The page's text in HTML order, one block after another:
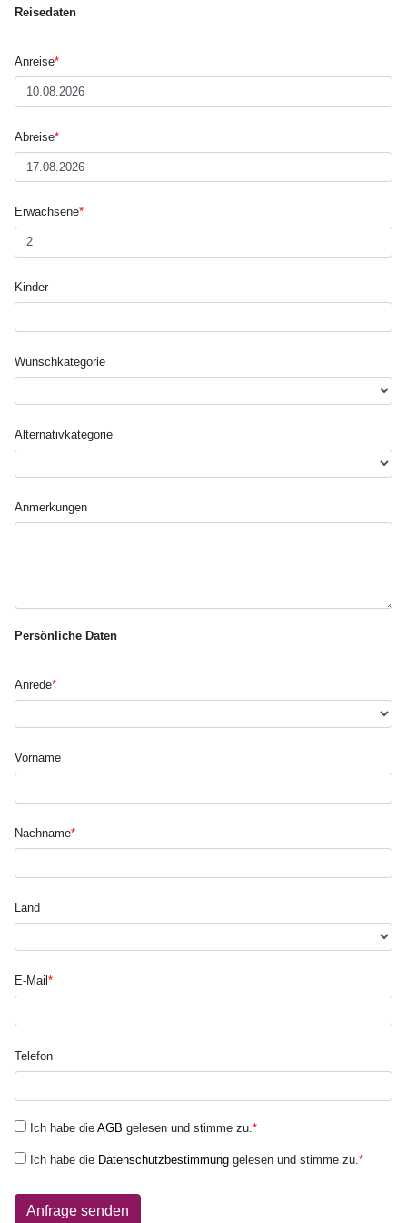
Reisedaten
Anreise*
Abreise*
Erwachsene*
Kinder
Wunsch­kategorie
Alternativ­kategorie
Anmerkungen
Persönliche Daten
Anrede*
Vorname
Nachname*
Land
E-Mail *
Telefon
Ich habe die AGB gelesen und stimme zu.*
Ich habe die Datenschutzbestimmung gelesen und stimme zu.*
Anfrage senden